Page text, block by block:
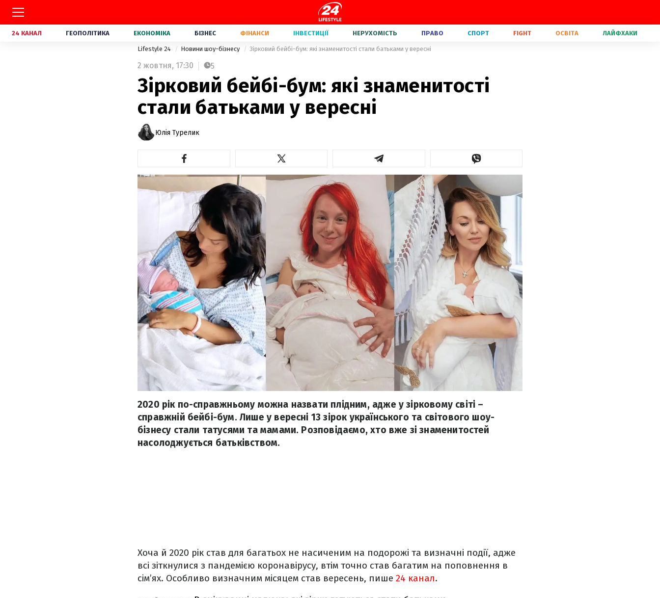
24 КАНАЛ ГЕОПОЛІТИКА ЕКОНОМІКА БІЗНЕС ФІНАНСИ ІНВЕСТИЦІЇ НЕРУХОМІСТЬ ПРАВО СПОРТ FIGHT ОСВІТА ЛАЙФХАКИ
Lifestyle 24 Новини шоу-бізнесу Зірковий бейбі-бум: які знаменитості стали батьками у вересні
2 жовтня, 17:30 5
Зірковий бейбі-бум: які знаменитості
стали батьками у вересні
Юлія Турелик
2020 рік по-справжньому можна назвати плідним, адже у зірковому світі –
справжній бейбі-бум. Лише у вересні 13 зірок українського та світового шоу-
бізнесу стали татусями та мамами. Розповідаємо, хто вже зі знаменитостей
насолоджується батьківством.
Хоча й 2020 рік став для багатьох не насиченим на подорожі та визначні події, адже
всі зіткнулися з пандемією коронавірусу, втім точно став багатим на поповнення в
сім’ях. Особливо визначним місяцем став вересень, пише 24 канал.